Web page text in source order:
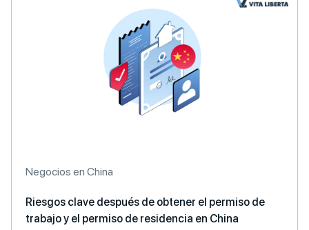
Negocios en China
Riesgos clave después de obtener el permiso de
trabajo y el permiso de residencia en China